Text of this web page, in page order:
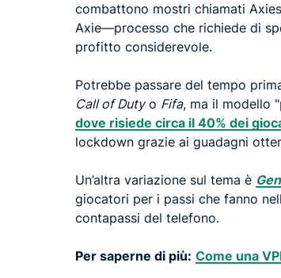
combattono mostri chiamati
Axie—processo che richiede di
profitto considerevole.
Potrebbe passare del tempo
Call of Dutyo Fifa, ma il modello
dove risiede circa il 40% dei
lockdown grazie ai guadagni
Un’altra variazione sul tema è
giocatori per i passi che fanno
contapassi del telefono.
Per saperne di più: Come una